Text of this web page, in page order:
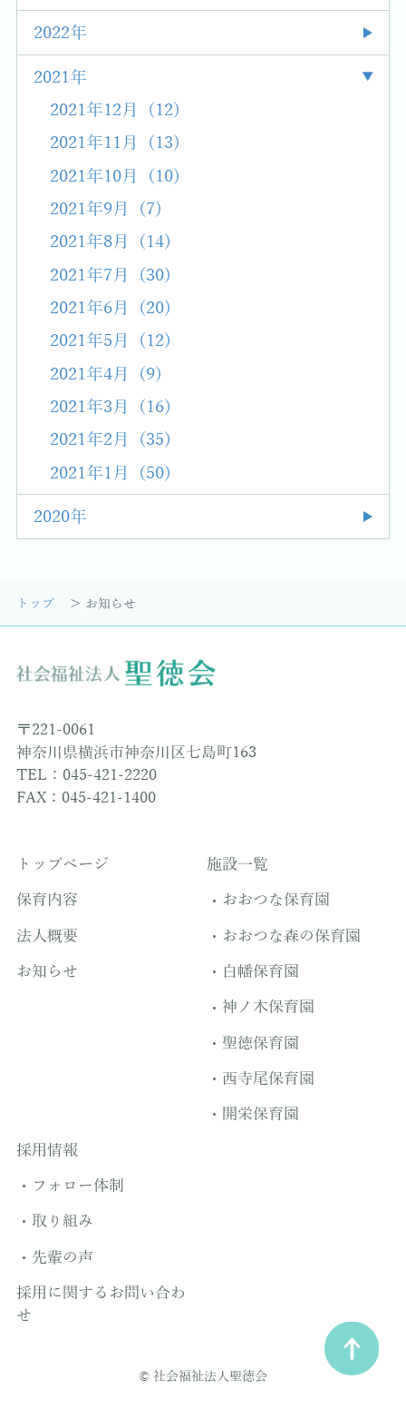
2022年
2021年
2021年12月 (12)
2021年11月 (13)
2021年10月 (10)
2021年9月 (7)
2021年8月 (14)
2021年7月 (30)
2021年6月 (20)
2021年5月 (12)
2021年4月 (9)
2021年3月 (16)
2021年2月 (35)
2021年1月 (50)
2020年
トップ お知らせ
〒221-0061
神奈川県横浜市神奈川区七島町163
TEL：045-421-2220
FAX：045-421-1400
トップページ
保育内容
法人概要
お知らせ
施設一覧
おおつな保育園
おおつな森の保育園
白幡保育園
神ノ木保育園
聖徳保育園
西寺尾保育園
開栄保育園
採用情報
フォロー体制
取り組み
先輩の声
採用に関するお問い合わ
せ
© 社会福祉法人聖徳会